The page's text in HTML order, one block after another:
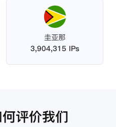
圭亚那
3,904,315 IPs
评价我们